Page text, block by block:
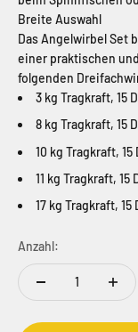
Breite Auswahl
Das Angelwirbel Set
einer praktischen
folgenden
3 kg Tragkraft, 15
8 kg Tragkraft, 15
10 kg Tragkraft,
11 kg Tragkraft, 15
17 kg Tragkraft, 15
Anzahl: